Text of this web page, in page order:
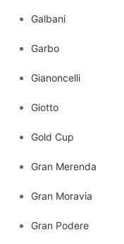
Galbani
Garbo
Gianoncelli
Giotto
Gold Cup
Gran Merenda
Gran Moravia
Gran Podere